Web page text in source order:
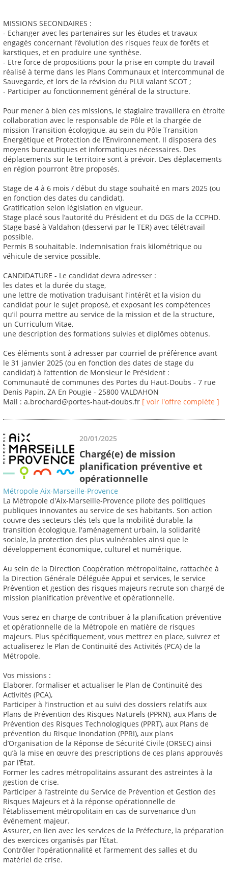
MISSIONS SECONDAIRES :
- Echanger avec les partenaires sur les études et travaux
engagés concernant l’évolution des risques feux de forêts et
karstiques, et en produire une synthèse.
- Etre force de propositions pour la prise en compte du travail
réalisé à terme dans les Plans Communaux et Intercommunal de
Sauvegarde, et lors de la révision du PLUi valant SCOT ;
- Participer au fonctionnement général de la structure.
Pour mener à bien ces missions, le stagiaire travaillera en étroite
collaboration avec le responsable de Pôle et la chargée de
mission Transition écologique, au sein du Pôle Transition
Energétique et Protection de l’Environnement. Il disposera des
moyens bureautiques et informatiques nécessaires. Des
déplacements sur le territoire sont à prévoir. Des déplacements
en région pourront être proposés.
Stage de 4 à 6 mois / début du stage souhaité en mars 2025 (ou
en fonction des dates du candidat).
Gratification selon législation en vigueur.
Stage placé sous l’autorité du Président et du DGS de la CCPHD.
Stage basé à Valdahon (desservi par le TER) avec télétravail
possible.
Permis B souhaitable. Indemnisation frais kilométrique ou
véhicule de service possible.
CANDIDATURE - Le candidat devra adresser :
les dates et la durée du stage,
une lettre de motivation traduisant l’intérêt et la vision du
candidat pour le sujet proposé, et exposant les compétences
qu’il pourra mettre au service de la mission et de la structure,
un Curriculum Vitae,
une description des formations suivies et diplômes obtenus.
Ces éléments sont à adresser par courriel de préférence avant
le 31 janvier 2025 (ou en fonction des dates de stage du
candidat) à l’attention de Monsieur le Président :
Communauté de communes des Portes du Haut-Doubs - 7 rue
Denis Papin, ZA En Pougie - 25800 VALDAHON
Mail : a.brochard@portes-haut-doubs.fr [ voir l'offre complète ]
20/01/2025
Chargé(e) de mission
planification préventive et
opérationnelle
Métropole Aix-Marseille-Provence
La Métropole d'Aix-Marseille-Provence pilote des politiques
publiques innovantes au service de ses habitants. Son action
couvre des secteurs clés tels que la mobilité durable, la
transition écologique, l'aménagement urbain, la solidarité
sociale, la protection des plus vulnérables ainsi que le
développement économique, culturel et numérique.
Au sein de la Direction Coopération métropolitaine, rattachée à
la Direction Générale Déléguée Appui et services, le service
Prévention et gestion des risques majeurs recrute son chargé de
mission planification préventive et opérationnelle.
Vous serez en charge de contribuer à la planification préventive
et opérationnelle de la Métropole en matière de risques
majeurs. Plus spécifiquement, vous mettrez en place, suivrez et
actualiserez le Plan de Continuité des Activités (PCA) de la
Métropole.
Vos missions :
Elaborer, formaliser et actualiser le Plan de Continuité des
Activités (PCA),
Participer à l’instruction et au suivi des dossiers relatifs aux
Plans de Prévention des Risques Naturels (PPRN), aux Plans de
Prévention des Risques Technologiques (PPRT), aux Plans de
prévention du Risque Inondation (PPRI), aux plans
d’Organisation de la Réponse de Sécurité Civile (ORSEC) ainsi
qu’à la mise en œuvre des prescriptions de ces plans approuvés
par l’État.
Former les cadres métropolitains assurant des astreintes à la
gestion de crise.
Participer à l’astreinte du Service de Prévention et Gestion des
Risques Majeurs et à la réponse opérationnelle de
l’établissement métropolitain en cas de survenance d’un
événement majeur.
Assurer, en lien avec les services de la Préfecture, la préparation
des exercices organisés par l’État.
Contrôler l’opérationnalité et l’armement des salles et du
matériel de crise.